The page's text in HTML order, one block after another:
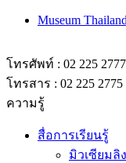
Museum Thailand
โทรศัพท์ : 02 225 2777
โทรสาร : 02 225 2775
ความรู้
สื่อการเรียนรู้
มิวเซียมลิ